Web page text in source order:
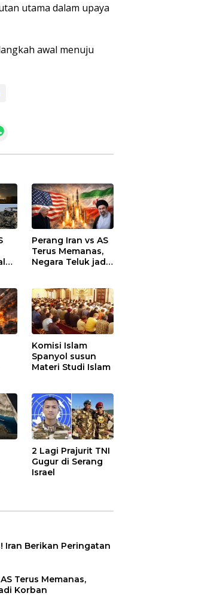
utama dalam upaya
awal menuju
Perang Iran vs AS
Terus Memanas,
Negara Teluk jadi
Komisi Islam
Spanyol susun
Materi Studi Islam
2 Lagi Prajurit TNI
Gugur di Serang
Israel
Iran Berikan Peringatan
Terus Memanas,
Korban